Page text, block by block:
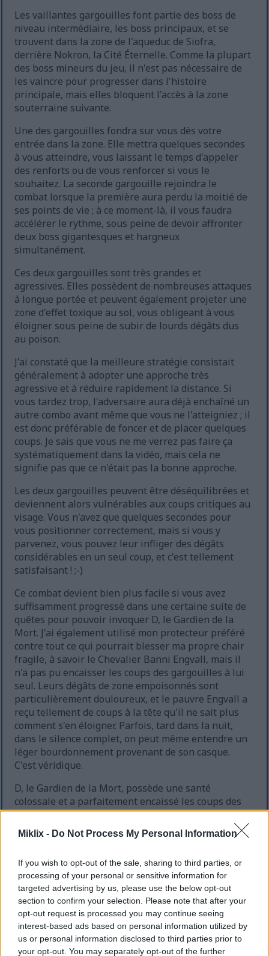
Miklix - Do Not Process My Personal Information
If you wish to opt-out of the sale, sharing to third parties, or
processing of your personal or sensitive information for
targeted advertising by us, please use the below opt-out
section to confirm your selection. Please note that after your
opt-out request is processed you may continue seeing
interest-based ads based on personal information utilized by
us or personal information disclosed to third parties prior to
your opt-out. You may separately opt-out of the further
Les vaillantes gargouilles font partie des boss de
niveau intermédiaire, les boss principaux, et se
trouvent dans la zone de l'aqueduc de Siofra,
derrière Nokron, la Cité Éternelle. Comme la plupart
des boss mineurs du jeu, il n'est pas nécessaire de
les vaincre pour progresser dans l'histoire
principale, mais elles bloquent l'accès à la zone
souterraine suivante.
Une des gargouilles fondra sur vous dès votre
entrée dans la zone. Elle mettra quelques secondes
à vous atteindre, vous laissant le temps d'appeler
des renforts ou de vous renforcer si vous le
souhaitez. La seconde gargouille rejoindra le
combat lorsque la première aura perdu la moitié de
ses points de vie ; à ce moment-là, il vous faudra
accélérer le rythme, sous peine de devoir affronter
deux boss gigantesques et hargneux
simultanément.
Ces deux gargouilles sont très grandes et
agressives. Elles possèdent de nombreuses attaques
à longue portée et peuvent également projeter une
zone d'effet toxique au sol, vous obligeant à vous
éloigner sous peine de subir de lourds dégâts dus
au poison.
J'ai constaté que la meilleure stratégie consistait
généralement à adopter une approche très
agressive et à réduire rapidement la distance. Si
vous tardez trop, l'adversaire aura déjà enchaîné un
autre combo avant même que vous ne l'atteigniez ; il
est donc préférable de foncer et de placer quelques
coups. Je sais que vous ne me verrez pas faire ça
systématiquement dans la vidéo, mais cela ne
signifie pas que ce n'était pas la bonne approche.
Les deux gargouilles peuvent être déséquilibrées et
deviennent alors vulnérables aux coups critiques au
visage. Vous n'avez que quelques secondes pour
vous positionner correctement, mais si vous y
parvenez, vous pouvez leur infliger des dégâts
considérables en un seul coup, et c'est tellement
satisfaisant ! ;-)
Ce combat devient bien plus facile si vous avez
suffisamment progressé dans une certaine suite de
quêtes pour pouvoir invoquer D, le Gardien de la
Mort. J'ai également utilisé mon protecteur préféré
contre tout ce qui pourrait blesser ma propre chair
fragile, à savoir le Chevalier Banni Engvall, mais il
n'a pas pu encaisser les coups des gargouilles à lui
seul. Leurs dégâts de zone empoisonnés sont
particulièrement douloureux, et le pauvre Engvall a
reçu tellement de coups à la tête qu'il ne sait plus
comment s'en éloigner. Parfois, tard dans la nuit,
dans le silence complet, on peut même entendre un
léger bourdonnement provenant de son casque.
C'est véridique.
D, le Gardien de la Mort, possède une santé
colossale et a parfaitement encaissé les coups des
gargouilles, survivant même jusqu'à la fin du
combat, contrairement à Engvall qui, une fois de
plus, m'a déçu et risque à nouveau d'être renvoyé
à me demander s'il n'a pas profité du fait que je n'ai
pas d'invocation plus efficace à disposition.
Je joue principalement avec un build axé sur la
Dextérité. Mon arme de mêlée est la Lance-épée du
Gardien avec l'affinité Aiguisée et la Lame sacrée
Cendre de guerre. Mes armes à distance sont l'Arc